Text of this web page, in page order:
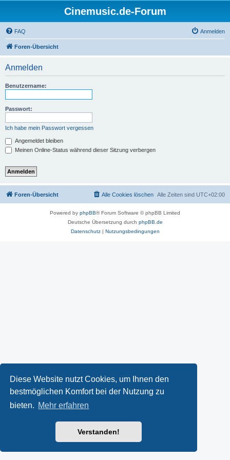
Diese Website nutzt Cookies, um Ihnen den
bestmöglichen Komfort bei der Nutzung zu
bieten. Mehr erfahren
Verstanden!
Cinemusic.de-Forum
FAQ Anmelden
Foren-Übersicht
Anmelden
Benutzername:
Passwort:
Ich habe mein Passwort vergessen
Angemeldet bleiben
Meinen Online-Status während dieser Sitzung verbergen
Foren-Übersicht Alle Zeiten sind UTC+02:00
Alle Cookies löschen
Powered by phpBB® Forum Software © phpBB Limited
Deutsche Übersetzung durch phpBB.de
Datenschutz| Nutzungsbedingungen